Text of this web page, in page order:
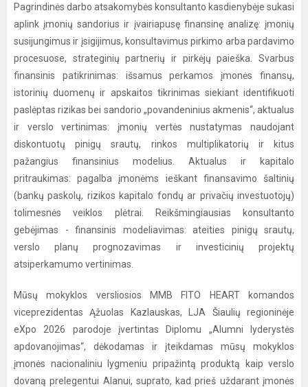
Pagrindinės darbo atsakomybės konsultanto kasdienybėje sukasi
aplink įmonių sandorius ir įvairiapusę finansinę analizę: įmonių
susijungimus ir įsigijimus, konsultavimus pirkimo arba pardavimo
procesuose, strateginių partnerių ir pirkėjų paieška. Svarbus
finansinis patikrinimas: išsamus perkamos įmonės finansų,
istorinių duomenų ir apskaitos tikrinimas siekiant identifikuoti
paslėptas rizikas bei sandorio „povandeninius akmenis“, aktualus
ir verslo vertinimas: įmonių vertės nustatymas naudojant
diskontuotų pinigų srautų, rinkos multiplikatorių ir kitus
pažangius finansinius modelius. Aktualus ir kapitalo
pritraukimas: pagalba įmonėms ieškant finansavimo šaltinių
(bankų paskolų, rizikos kapitalo fondų ar privačių investuotojų)
tolimesnės veiklos plėtrai. Reikšmingiausias konsultanto
gebėjimas - finansinis modeliavimas: ateities pinigų srautų,
verslo planų prognozavimas ir investicinių projektų
atsiperkamumo vertinimas.
Mūsų mokyklos versliosios MMB FITO HEART komandos
viceprezidentas Ąžuolas Kazlauskas, LJA Šiaulių regioninėje
eXpo 2026 parodoje įvertintas Diplomu „Alumni lyderystės
apdovanojimas“, dėkodamas ir įteikdamas mūsų mokyklos
įmonės nacionaliniu lygmeniu pripažintą produktą kaip verslo
dovaną prelegentui Alanui, suprato, kad prieš uždarant įmonės